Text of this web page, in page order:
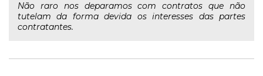
Não raro nos deparamos com contratos que não
tutelam da forma devida os interesses das partes
contratantes.